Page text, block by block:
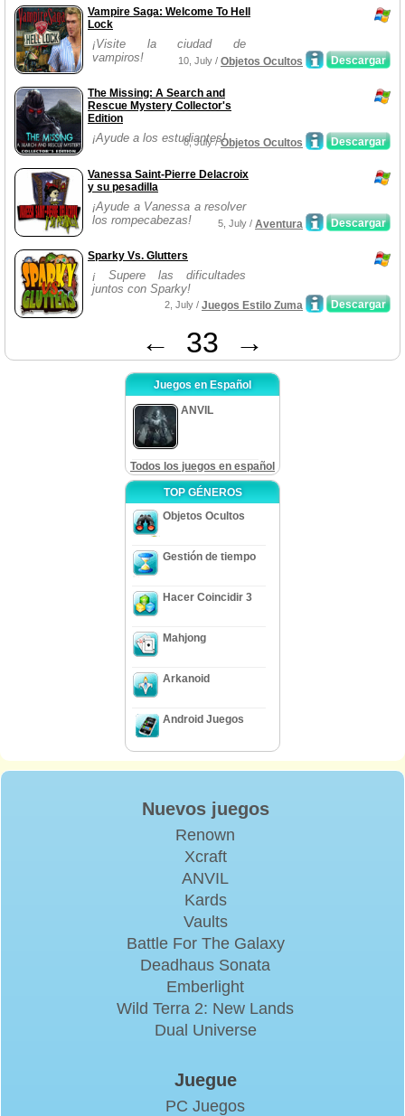
Vampire Saga: Welcome To Hell
Lock
¡Visite la ciudad de
vampiros!
Descargar
10, July / Objetos Ocultos
The Missing: A Search and
Rescue Mystery Collector's
Edition
¡Ayude a los estudiantes! Descargar
8, July /Objetos Ocultos
Vanessa Saint-Pierre Delacroix
y su pesadilla
¡Ayude a Vanessa a resolver
los rompecabezas!
Descargar
5, July / Aventura
Sparky Vs. Glutters
¡ Supere las dificultades
juntos con Sparky!
Descargar
2, July / Juegos Estilo Zuma
← 33 →
Juegos en Español
ANVIL
Todos los juegos en español
TOP GÉNEROS
Objetos Ocultos
Gestión de tiempo
Hacer Coincidir 3
Mahjong
Arkanoid
Android Juegos
Nuevos juegos
Renown
Xcraft
ANVIL
Kards
Vaults
Battle For The Galaxy
Deadhaus Sonata
Emberlight
Wild Terra 2: New Lands
Dual Universe
Juegue
PC Juegos